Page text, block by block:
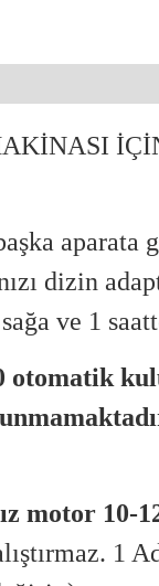
aparata
dizin
ve 1
motor 10-
1